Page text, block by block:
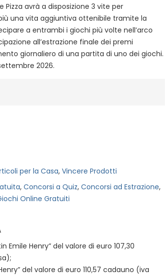
Pizza avrà a disposizione 3 vite per
una vita aggiuntiva ottenibile tramite la
a entrambi i giochi più volte nell’arco
all’estrazione finale dei premi
giornaliero di una partita di uno dei giochi.
2026.
per la Casa, Vincere Prodotti
, Concorsi a Quiz, Concorsi ad Estrazione,
Online Gratuiti
Emile Henry” del valore di euro 107,30
del valore di euro 110,57 cadauno (iva